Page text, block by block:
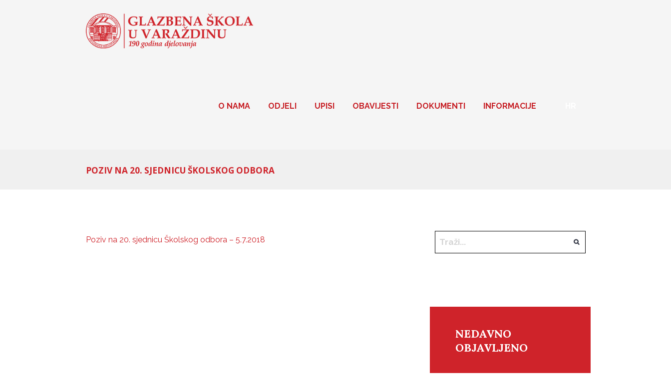
O NAMA ODJELI UPISI OBAVIJESTI DOKUMENTI INFORMACIJE
POZIV NA 20. SJEDNICU ŠKOLSKOG ODBORA
Poziv na 20. sjednicu Školskog odbora – 5.7.2018
NEDAVNO
OBJAVLJENO